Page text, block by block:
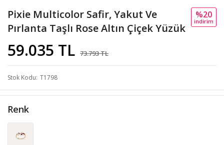
Pixie Multicolor Safir, Yakut Ve
Pırlanta Taşlı Rose Altın Çiçek Yüzük
59.035 TL 73.793 TL
%20
i̇ndi̇ri̇m
Stok Kodu T1798
Renk